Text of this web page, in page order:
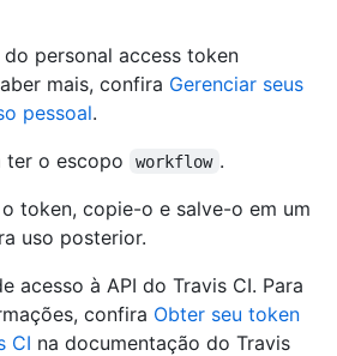
personal access token
mais, confira Gerenciar seus
pessoal.
ter o escopo
workflow .
token, copie-o e salve-o em um
uso posterior.
acesso à API do Travis CI. Para
confira Obter seu token
CI na documentação do Travis